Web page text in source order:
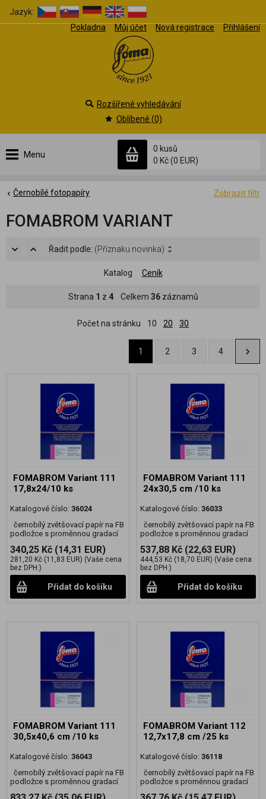
Jazyk:
Pokladna
Můj účet Nová registrace Přihlášení
Menu
0 kusů
0 Kč(0 EUR)
Rozšířené vyhledávání
Oblíbené (0)
Zobrazit filtr
Černobílé fotopapíry
FOMABROM VARIANT
Řadit podle: (Příznaku novinka)
Katalog Ceník
Strana 1 z 4Celkem 36záznamů
Počet na stránku 10 20 30
1 2 3 4
FOMABROM Variant 111
17,8x24/10 ks
Katalogové číslo: 36024
černobílý zvětšovací papír na FB
podložce s proměnnou gradací
340,25 Kč (14,31 EUR)
281,20 Kč (11,83 EUR) (Vaše cena
bez DPH:)
Přidat do košíku
FOMABROM Variant 111
24x30,5 cm /10 ks
Katalogové číslo: 36033
černobílý zvětšovací papír na FB
podložce s proměnnou gradací
537,88 Kč (22,63 EUR)
444,53 Kč (18,70 EUR) (Vaše cena
bez DPH:)
Přidat do košíku
FOMABROM Variant 111
30,5x40,6 cm /10 ks
Katalogové číslo: 36043
černobílý zvětšovací papír na FB
podložce s proměnnou gradací
FOMABROM Variant 112
12,7x17,8 cm /25 ks
Katalogové číslo: 36118
černobílý zvětšovací papír na FB
podložce s proměnnou gradací